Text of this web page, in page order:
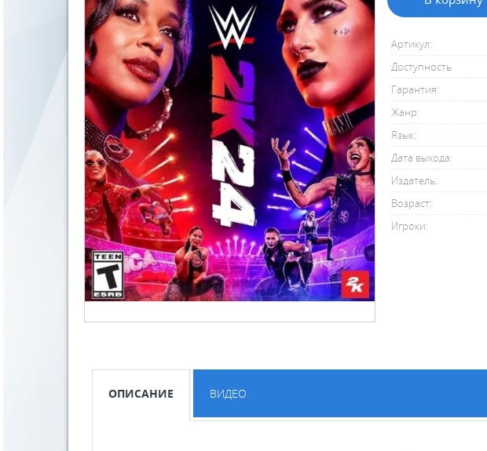
Артикул:
Доступность
Гарантия:
Жанр:
Язык:
Дата выхода:
Издатель:
Возраст:
Игроки:
ОПИСАНИЕ ВИДЕО